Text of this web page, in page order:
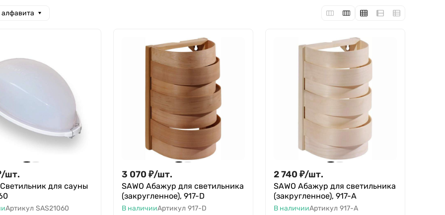
/шт.
Светильник для сауны
Артикул SAS21060
3 070 ₽/шт.
SAWO Абажур для светильника
(закругленное), 917-D
В наличииАртикул 917-D
2 740 ₽/шт.
SAWO Абажур для светильника
(закругленное), 917-А
В наличииАртикул 917-A